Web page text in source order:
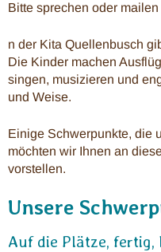
Bitte sprechen oder
n der Kita Quellenbusch
Die Kinder machen
singen, musizieren und
und Weise.
Einige Schwerpunkte, die
möchten wir Ihnen an
vorstellen.
Unsere
Auf die Plätze, fertig,